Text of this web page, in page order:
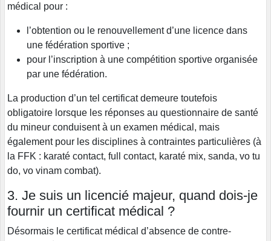
médical pour :
l’obtention ou le renouvellement d’une licence dans
une fédération sportive ;
pour l’inscription à une compétition sportive organisée
par une fédération.
La production d’un tel certificat demeure toutefois
obligatoire lorsque les réponses au questionnaire de santé
du mineur conduisent à un examen médical, mais
également pour les disciplines à contraintes particulières (à
la FFK : karaté contact, full contact, karaté mix, sanda, vo tu
do, vo vinam combat).
3. Je suis un licencié majeur, quand dois-je
fournir un certificat médical ?
Désormais le certificat médical d’absence de contre-